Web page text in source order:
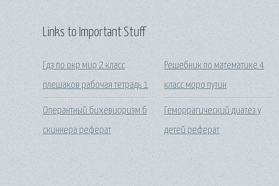
Links to Important Stuff
Гдз по окр мир 2 класс
плешаков рабочая тетрадь 1
Оперантный бихевиоризм б
скиннера реферат
Решебник по математике 4
класс моро путин
Геморрагический диатез у
детей реферат